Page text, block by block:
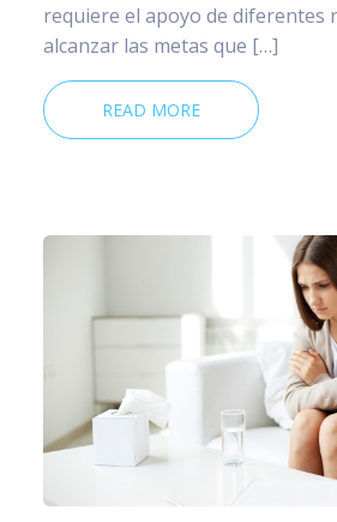
requiere el apoyo de diferentes
alcanzar las metas que […]
READ MORE